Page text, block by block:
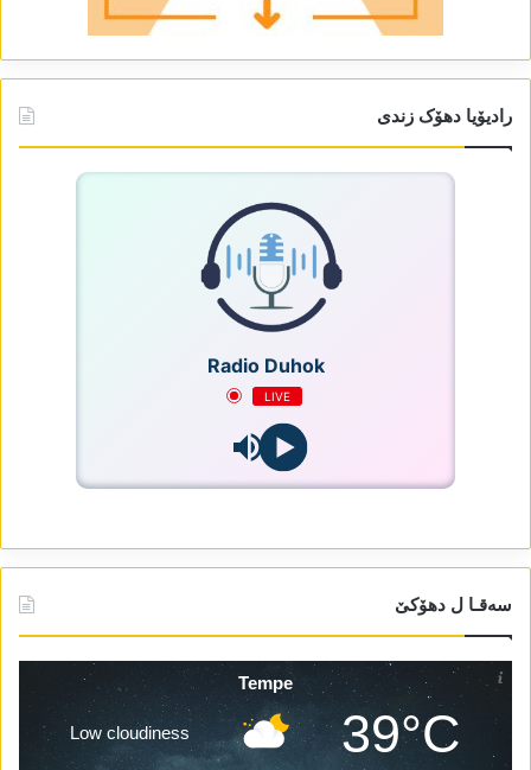
رادیۆیا دھۆک زندی
Radio Duhok
LIVE
سەقـا ل دھۆکێ
Tempe
39°C
Low cloudiness